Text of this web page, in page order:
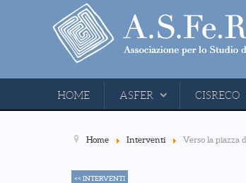
HOME ASFER CISRECO
Home Interventi Verso la piazza
<< INTERVENTI